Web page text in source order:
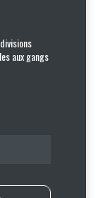
aux gangs
Monard